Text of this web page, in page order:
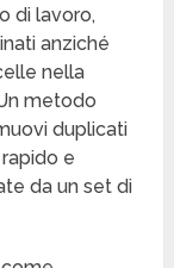
di lavoro,
anziché
nella
metodo
duplicati
e
da un set di